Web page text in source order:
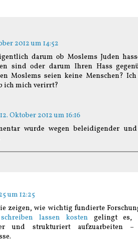
2012 um 14:52
darum ob Moslems Juden
sind oder darum Ihren Hass
Moslems seien keine Menschen?
ich mich verirrt?
12. Oktober 2012 um 16:16
wurde wegen beleidigender
um 12:25
zeigen, wie wichtig fundierte
lassen kosten gelingt es,
und strukturiert aufzuarbeiten